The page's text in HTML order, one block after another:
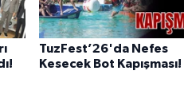
TuzFest’26'da Nefes
Kesecek Bot Kapışması!